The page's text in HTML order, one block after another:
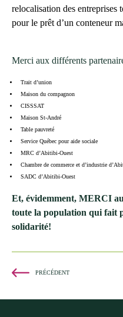
relocalisation des entreprises
pour le prêt d’un conteneur
Merci aux différents
Trait d’union
Maison du compagnon
CISSSAT
Maison St-André
Table pauvreté
Service Québec pour aide sociale
MRC d’Abitibi-Ouest
Chambre de commerce et d’industrie
SADC d’Abitibi-Ouest
Et, évidemment, MERCI
toute la population qui fait
solidarité!
PRÉCÉDENT